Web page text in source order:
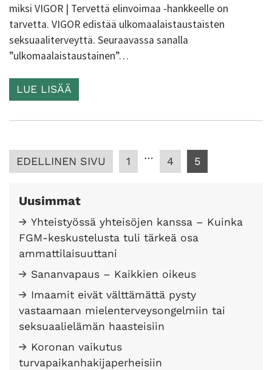
miksi VIGOR | Tervettä elinvoimaa -hankkeelle on
tarvetta. VIGOR edistää ulkomaalaistaustaisten
seksuaaliterveyttä. Seuraavassa sanalla
”ulkomaalaistaustainen”…
LUE LISÄÄ
Lisää
artikkeleita
EDELLINEN SIVU 1 … 4 5
Uusimmat
Yhteistyössä yhteisöjen kanssa – Kuinka
FGM-keskustelusta tuli tärkeä osa
ammattilaisuuttani
Sananvapaus – Kaikkien oikeus
Imaamit eivät välttämättä pysty
vastaamaan mielenterveysongelmiin tai
seksuaalielämän haasteisiin
Koronan vaikutus
turvapaikanhakijaperheisiin